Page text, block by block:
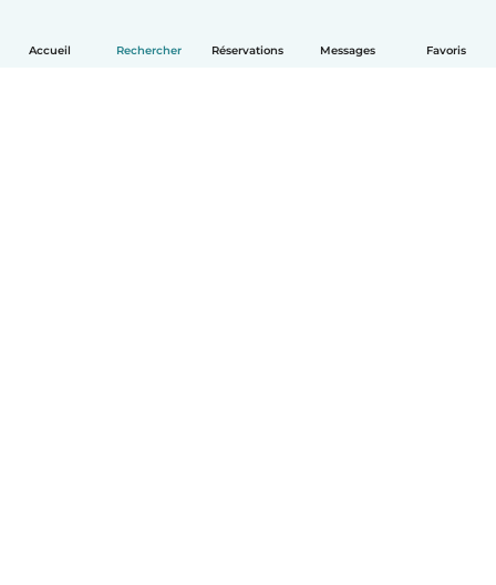
Accueil Rechercher Réservations Messages Favoris